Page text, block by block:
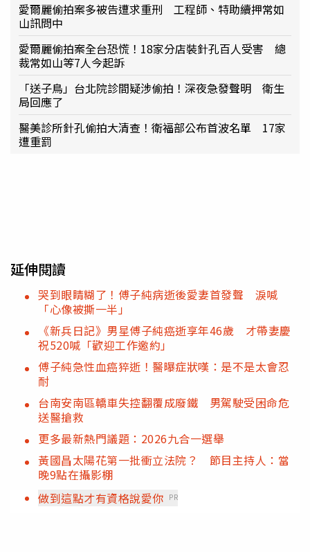
愛爾麗偷拍案多被告遭求重刑 工程師、特助續押常如
山訊問中
愛爾麗偷拍案全台恐慌！18家分店裝針孔百人受害 總
裁常如山等7人今起訴
「送子鳥」台北院診間疑涉偷拍！深夜急發聲明 衛生
局回應了
醫美診所針孔偷拍大清查！衛福部公布首波名單 17家
遭重罰
延伸閱讀
哭到眼睛糊了！傅子純病逝後愛妻首發聲 淚喊
「心像被撕一半」
《新兵日記》男星傅子純癌逝享年46歲 才帶妻慶
祝520喊「歡迎工作邀約」
傅子純急性血癌猝逝！醫曝症狀嘆：是不是太會忍
耐
台南安南區轎車失控翻覆成廢鐵 男駕駛受困命危
送醫搶救
更多最新熱門議題：2026九合一選舉
黃國昌太陽花第一批衝立法院？ 節目主持人：當
晚9點在攝影棚
做到這點才有資格說愛你 PR